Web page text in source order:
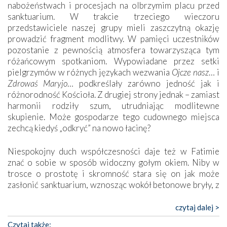
nabożeństwach i procesjach na olbrzymim placu przed
sanktuarium. W trakcie trzeciego wieczoru
przedstawiciele naszej grupy mieli zaszczytną okazję
prowadzić fragment modlitwy. W pamięci uczestników
pozostanie z pewnością atmosfera towarzysząca tym
różańcowym spotkaniom. Wypowiadane przez setki
pielgrzymów w różnych językach wezwania Ojcze nasz… i
Zdrowaś Maryjo… podkreślały zarówno jedność jak i
różnorodność Kościoła. Z drugiej strony jednak – zamiast
harmonii rodziły szum, utrudniając modlitewne
skupienie. Może gospodarze tego cudownego miejsca
zechcą kiedyś „odkryć” na nowo łacinę?
Niespokojny duch współczesności daje też w Fatimie
znać o sobie w sposób widoczny gołym okiem. Niby w
trosce o prostotę i skromność stara się on jak może
zasłonić sanktuarium, wznosząc wokół betonowe bryły, z
katolickiego kultu. Tylko co wspólnego z żywą,
autentyczną wiarą mogą mieć płaskie, szare bunkry albo
czytaj dalej >
Czytaj także: